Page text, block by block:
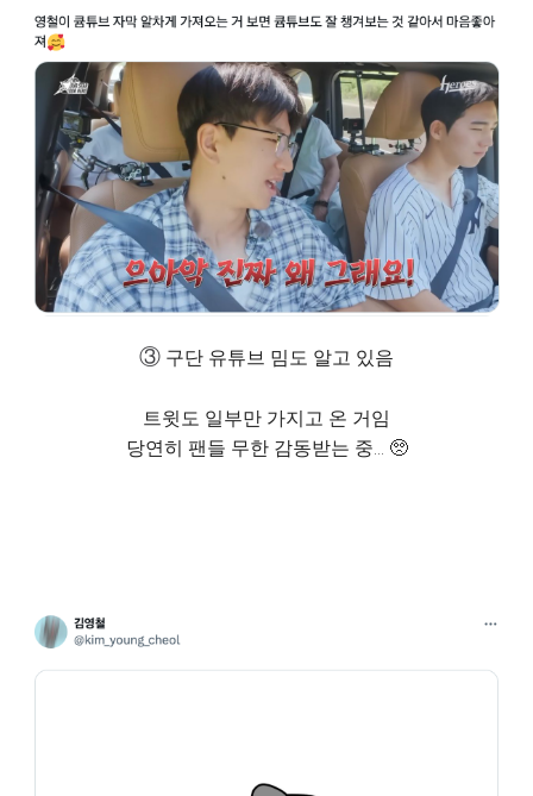
③ 구단 유튜브 밈도 알고 있음
트윗도 일부만 가지고 온 거임
당연히 팬들 무한 감동받는 중... 🥺